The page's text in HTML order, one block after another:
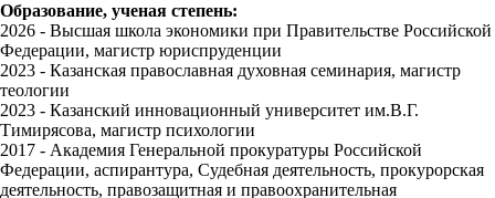
Образование, ученая степень:
2026 - Высшая школа экономики при Правительстве Российской
Федерации, магистр юриспруденции
2023 - Казанская православная духовная семинария, магистр
теологии
2023 - Казанский инновационный университет им.В.Г.
Тимирясова, магистр психологии
2017 - Академия Генеральной прокуратуры Российской
Федерации, аспирантура, Судебная деятельность, прокурорская
деятельность, правозащитная и правоохранительная